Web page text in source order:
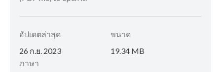
อัปเดตล่าสุด
26 ก.ย. 2023
ขนาด
19.34 MB
ภาษา